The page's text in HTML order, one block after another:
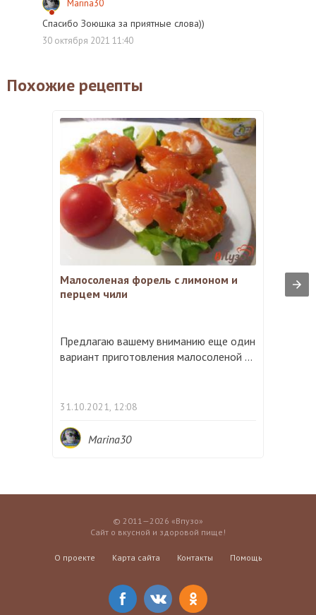
Marina30
Спасибо Зоюшка за приятные слова))
30 октября 2021 11:40
Похожие рецепты
Малосоленая форель с лимоном и
перцем чили
Предлагаю вашему вниманию еще один
вариант приготовления малосоленой ...
31.10.2021, 12:08
Marina30
© 2011—2026 «Впузо»
Сайт о вкусной и здоровой пище!
О проекте Карта сайта Контакты Помощь